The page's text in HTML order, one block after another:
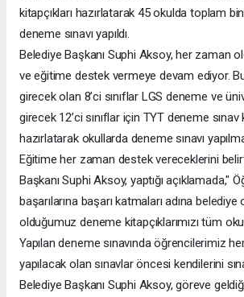
kitapçıkları hazırlatarak 45 okulda toplam
deneme sınavı yapıldı.
Belediye Başkanı Suphi Aksoy, her zaman
ve eğitime destek vermeye devam ediyor. Bu
girecek olan 8’ci sınıflar LGS deneme ve
girecek 12’ci sınıflar için TYT deneme sınav
hazırlatarak okullarda deneme sınavı
Eğitime her zaman destek vereceklerini
Başkanı Suphi Aksoy, yaptığı açıklamada,"
başarılarına başarı katmaları adına belediye
olduğumuz deneme kitapçıklarımızı tüm
Yapılan deneme sınavında öğrencilerimiz
yapılacak olan sınavlar öncesi kendilerini
Belediye Başkanı Suphi Aksoy, göreve